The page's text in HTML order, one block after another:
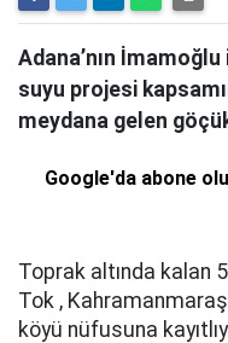
Adana’nın
suyu projesi
meydana gelen
Google'da abone
Toprak altında kalan
Tok ,
köyü nüfusuna